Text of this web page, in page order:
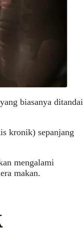
biasanya ditandai
kronik) sepanjang
mengalami
makan.